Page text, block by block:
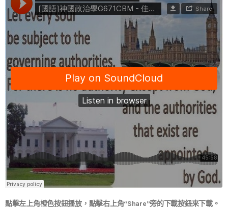
點擊左上角橙色按鈕播放，點擊右上角“Share”旁的下載按鈕來下載。